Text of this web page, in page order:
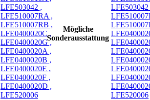
LFE503042 ,
LFE510007RA ,
LFE510007RB ,
LFE0400020C ,
LFE0400020G ,
LFE0400020A ,
LFE0400020B ,
LFE0400020E ,
LFE0400020F ,
LFE0400020D ,
LFE520006
Mögliche
Sonderausstattung
LFE503042
LFE520006